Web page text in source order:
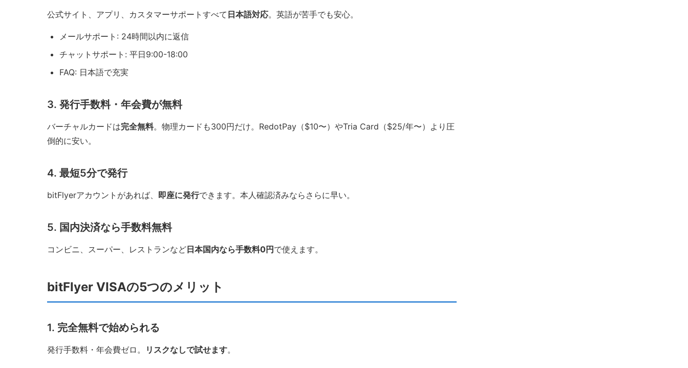
公式サイト、アプリ、カスタマーサポートすべて 日本語対応。英語が苦手でも安心。
メールサポート: 24時間以内に返信
チャットサポート: 平日9:00-18:00
FAQ: 日本語で充実
3. 発行手数料・年会費が無料
バーチャルカードは完全無料。物理カードも300円だけ。RedotPay（$10〜）やTria Card（$25/年〜）より圧
倒的に安い。
4. 最短5分で発行
bitFlyerアカウントがあれば、 即座に発行できます。本人確認済みならさらに早い。
5. 国内決済なら手数料無料
コンビニ、スーパー、レストランなど日本国内なら手数料0円で使えます。
bitFlyer VISAの5つのメリット
1. 完全無料で始められる
発行手数料・年会費ゼロ。 リスクなしで試せます。